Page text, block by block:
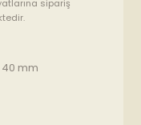
sipariş
40 mm